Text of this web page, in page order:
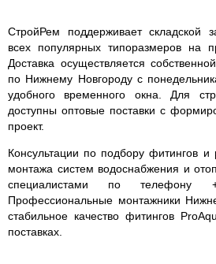
СтройРем поддерживает складской
всех популярных типоразмеров на
Доставка осуществляется
по Нижнему Новгороду с
удобного временного окна. Для
доступны оптовые поставки с
проект.
Консультации по подбору фитингов и
монтажа систем водоснабжения и
специалистами по телефону
Профессиональные монтажники
стабильное качество фитингов
поставках.